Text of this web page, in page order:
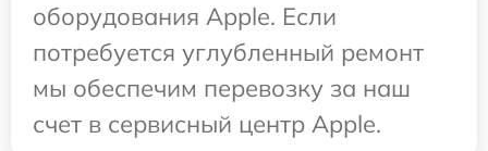
оборудования Apple. Если
потребуется углубленный ремонт
мы обеспечим перевозку за наш
счет в сервисный центр Apple.